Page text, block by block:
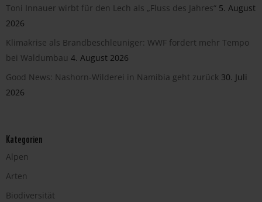
Toni Innauer wirbt für den Lech als „Fluss des Jahres“ 5. August
2026
Klimakrise als Brandbeschleuniger: WWF fordert mehr Tempo
bei Waldumbau 4. August 2026
Good News: Nashorn-Wilderei in Namibia geht zurück 30. Juli
2026
Kategorien
Alpen
Arten
Biodiversität